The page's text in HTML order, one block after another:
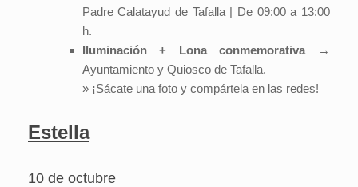
Padre Calatayud de Tafalla | De 09:00 a 13:00
h.
Iluminación + Lona conmemorativa →
Ayuntamiento y Quiosco de Tafalla.
» ¡Sácate una foto y compártela en las redes!
Estella
10 de octubre